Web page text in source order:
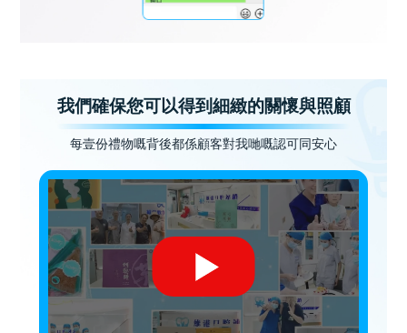
我們確保您可以得到細緻的關懷與照顧
每壹份禮物嘅背後都係顧客對我哋嘅認可同安心